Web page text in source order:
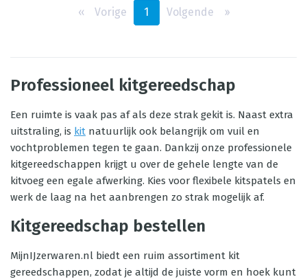
‹‹ Vorige 1 Volgende ››
Professioneel kitgereedschap
Een ruimte is vaak pas af als deze strak gekit is. Naast extra
uitstraling, is kit natuurlijk ook belangrijk om vuil en
vochtproblemen tegen te gaan. Dankzij onze professionele
kitgereedschappen krijgt u over de gehele lengte van de
kitvoeg een egale afwerking. Kies voor flexibele kitspatels en
werk de laag na het aanbrengen zo strak mogelijk af.
Kitgereedschap bestellen
MijnIJzerwaren.nl biedt een ruim assortiment kit
gereedschappen, zodat je altijd de juiste vorm en hoek kunt